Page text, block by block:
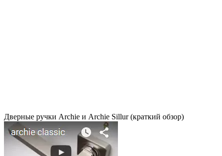
Дверные ручки Archie и Archie Sillur (краткий обзор)